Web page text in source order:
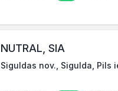
NUTRAL, SIA
Siguldas nov., Sigulda, Pils